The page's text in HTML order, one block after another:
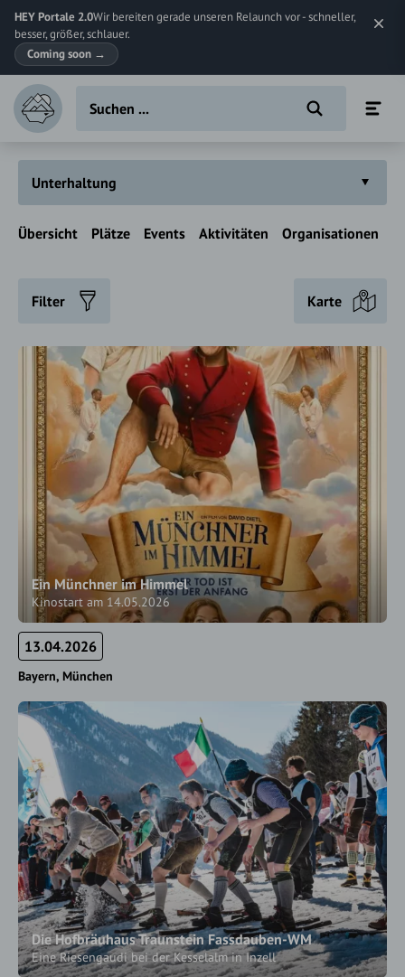
HEY Portale 2.0Wir bereiten gerade unseren Relaunch vor - schneller,
besser, größer, schlauer.
Coming soon →
Unterhaltung
Übersicht Plätze Events Aktivitäten Organisationen
Filter Karte
Ein Münchner im Himmel
Kinostart am 14.05.2026
13.04.2026
Bayern München
Die Hofbräuhaus Traunstein Fassdauben-WM
Eine Riesengaudi bei der Kesselalm in Inzell